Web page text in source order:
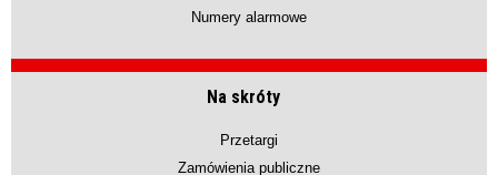
Numery alarmowe
Na skróty
Przetargi
Zamówienia publiczne